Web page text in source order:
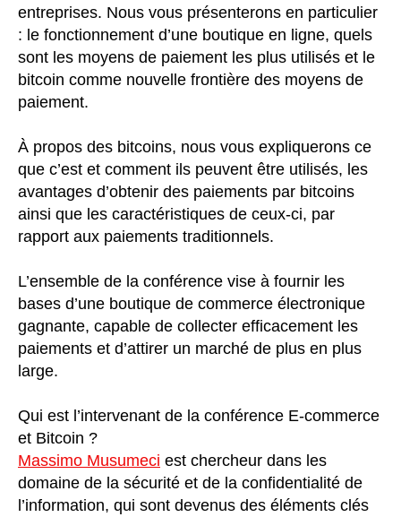
entreprises. Nous vous présenterons en particulier
: le fonctionnement d’une boutique en ligne, quels
sont les moyens de paiement les plus utilisés et le
bitcoin comme nouvelle frontière des moyens de
paiement.
À propos des bitcoins, nous vous expliquerons ce
que c’est et comment ils peuvent être utilisés, les
avantages d’obtenir des paiements par bitcoins
ainsi que les caractéristiques de ceux-ci, par
rapport aux paiements traditionnels.
L’ensemble de la conférence vise à fournir les
bases d’une boutique de commerce électronique
gagnante, capable de collecter efficacement les
paiements et d’attirer un marché de plus en plus
large.
Qui est l’intervenant de la conférence E-commerce
et Bitcoin ?
Massimo Musumeci est chercheur dans les
domaine de la sécurité et de la confidentialité de
l’information, qui sont devenus des éléments clés